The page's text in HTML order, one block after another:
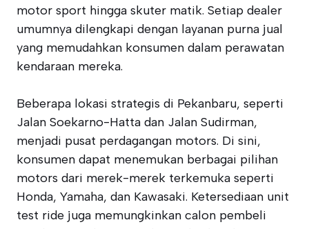
motor sport hingga skuter matik. Setiap dealer
umumnya dilengkapi dengan layanan purna jual
yang memudahkan konsumen dalam perawatan
kendaraan mereka.
Beberapa lokasi strategis di Pekanbaru, seperti
Jalan Soekarno-Hatta dan Jalan Sudirman,
menjadi pusat perdagangan motors. Di sini,
konsumen dapat menemukan berbagai pilihan
motors dari merek-merek terkemuka seperti
Honda, Yamaha, dan Kawasaki. Ketersediaan unit
test ride juga memungkinkan calon pembeli